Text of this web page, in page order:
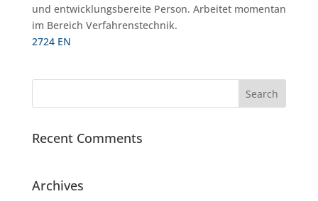
und entwicklungsbereite Person. Arbeitet momentan
im Bereich Verfahrenstechnik.
2724 EN
Recent Comments
Archives